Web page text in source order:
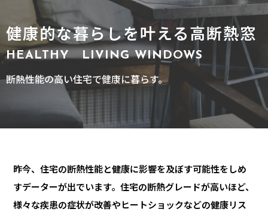
健康的な暮らしを叶える高断熱窓
HEALTHY LIVING WINDOWS
断熱性能の高い住宅で健康に暮らす。
昨今、住宅の断熱性能と健康に影響を及ぼす可能性をしめ
すデーターが出でいます。住宅の断熱グレードが⾼いほど、
様々な疾患の症状が改善やヒートショックなどの健康リス